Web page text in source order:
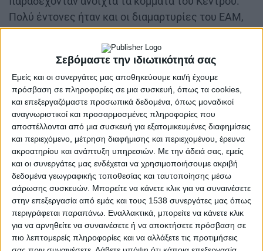
Σεβόμαστε την ιδιωτικότητά σας
Εμείς και οι συνεργάτες μας αποθηκεύουμε και/ή έχουμε
πρόσβαση σε πληροφορίες σε μια συσκευή, όπως τα cookies,
και επεξεργαζόμαστε προσωπικά δεδομένα, όπως μοναδικοί
αναγνωριστικοί και προσαρμοσμένες πληροφορίες που
αποστέλλονται από μια συσκευή για εξατομικευμένες διαφημίσεις
και περιεχόμενο, μέτρηση διαφήμισης και περιεχομένου, έρευνα
ακροατηρίου και ανάπτυξη υπηρεσιών. Με την άδειά σας, εμείς
και οι συνεργάτες μας ενδέχεται να χρησιμοποιήσουμε ακριβή
δεδομένα γεωγραφικής τοποθεσίας και ταυτοποίησης μέσω
σάρωσης συσκευών. Μπορείτε να κάνετε κλικ για να συναινέσετε
στην επεξεργασία από εμάς και τους 1538 συνεργάτες μας όπως
περιγράφεται παραπάνω. Εναλλακτικά, μπορείτε να κάνετε κλικ
για να αρνηθείτε να συναινέσετε ή να αποκτήσετε πρόσβαση σε
πιο λεπτομερείς πληροφορίες και να αλλάξετε τις προτιμήσεις
Πολύ έντονες ήταν και οι διαμαρτυρίες του ΕΑΜ,
που για το λόγο αυτό οργάνωσε μεγάλες
συγκεντρώσεις σε όλες τις πόλεις της χώρας.
Μία από αυτές πραγματοποιήθηκε στις 18 Μαρτίου
1946 στο αεροδρόμιο του Αγρινίου, μετά από
άρνηση της διοίκησης του Παναιτωλικού να
παραχωρήσει το γήπεδο. Βασικοί ομιλητές σε αυτή
τη συγκέντρωση ήταν ο στρατηγός του ΕΛΑΣ, και
μέλος της Κεντρικής Επιτροπής του ΕΑΜ,
Γεράσιμος Αυγερόπουλος καθώς και ο Κ.
Καραγιώργης, μέλος και αυτός της ίδιας
Κεντρικής Επιτροπής.
Ο λαός της πόλης και της περιοχής, έγραψε ο
Ριζοσπάστης της επόμενης μέρας (19.3.1946)